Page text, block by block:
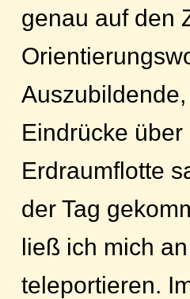
genau auf den
Eindrücke
Erdraumflotte
der Tag
ließ ich mich
teleportieren.